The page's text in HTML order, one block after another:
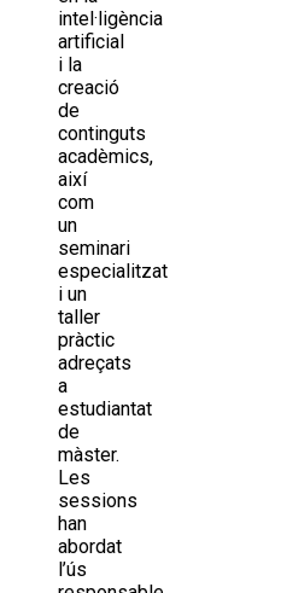
intel·ligència
artificial
i la
creació
de
continguts
acadèmics,
així
com
un
seminari
especialitzat
i un
taller
pràctic
adreçats
a
estudiantat
de
màster.
Les
sessions
han
abordat
l’ús